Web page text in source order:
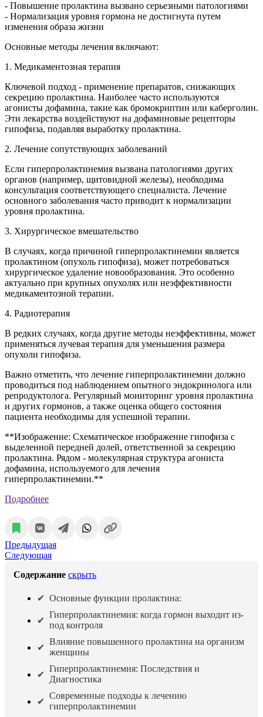
- Повышение пролактина вызвано серьезными патологиями
- Нормализация уровня гормона не достигнута путем
изменения образа жизни
Основные методы лечения включают:
1. Медикаментозная терапия
Ключевой подход - применение препаратов, снижающих
секрецию пролактина. Наиболее часто используются
агонисты дофамина, такие как бромокриптин или каберголин.
Эти лекарства воздействуют на дофаминовые рецепторы
гипофиза, подавляя выработку пролактина.
2. Лечение сопутствующих заболеваний
Если гиперпролактинемия вызвана патологиями других
органов (например, щитовидной железы), необходима
консультация соответствующего специалиста. Лечение
основного заболевания часто приводит к нормализации
уровня пролактина.
3. Хирургическое вмешательство
В случаях, когда причиной гиперпролактинемии является
пролактином (опухоль гипофиза), может потребоваться
хирургическое удаление новообразования. Это особенно
актуально при крупных опухолях или неэффективности
медикаментозной терапии.
4. Радиотерапия
В редких случаях, когда другие методы неэффективны, может
применяться лучевая терапия для уменьшения размера
опухоли гипофиза.
Важно отметить, что лечение гиперпролактинемии должно
проводиться под наблюдением опытного эндокринолога или
репродуктолога. Регулярный мониторинг уровня пролактина
и других гормонов, а также оценка общего состояния
пациента необходимы для успешной терапии.
**Изображение: Схематическое изображение гипофиза с
выделенной передней долей, ответственной за секрецию
пролактина. Рядом - молекулярная структура агониста
дофамина, используемого для лечения
гиперпролактинемии.**
Подробнее
Предыдущая
Следующая
Содержание скрыть
Основные функции пролактина:
Гиперпролактинемия: когда гормон выходит из-
под контроля
Влияние повышенного пролактина на организм
женщины
Гиперпролактинемия: Последствия и
Диагностика
Современные подходы к лечению
гиперпролактинемии